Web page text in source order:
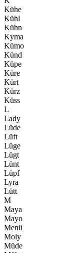
Kühe
Kühl
Kühn
Kyma
Kümo
Künd
Küpe
Küre
Kürt
Kürz
Küss
L
Lady
Lüde
Lüft
Lüge
Lügt
Lünt
Lüpf
Lyra
Lütt
M
Maya
Mayo
Menü
Moly
Müde